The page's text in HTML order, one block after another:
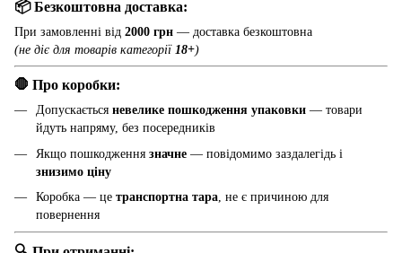
📦 Безкоштовна доставка:
При замовленні від 2000 грн — доставка безкоштовна
(не діє для товарів категорії 18+)
🛑 Про коробки:
Допускається невелике пошкодження упаковки — товари
йдуть напряму, без посередників
Якщо пошкодження значне — повідомимо заздалегідь і
знизимо ціну
Коробка — це транспортна тара, не є причиною для
повернення